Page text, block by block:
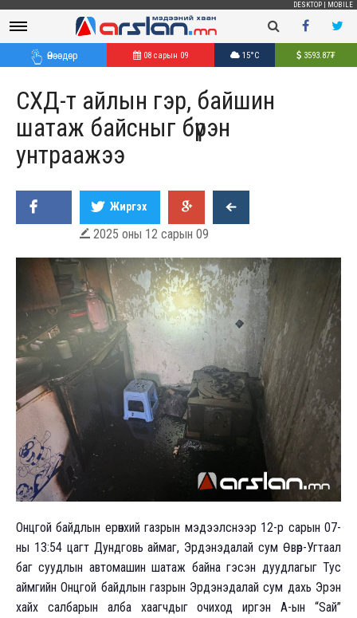
DESKTOP MOBILE
Өнөөдөр 08 сарын 09 15°C 3593.87₮
СХД-т айлын гэр, байшин
шатаж байсныг бүрэн
унтраажээ
Жиргэх
 2025 оны 12 сарын 09
Онцгой байдлын ерөнхий газрын мэдээлснээр 12-р сарын 07-
ны 13:54 цагт Дундговь аймаг, Эрдэнэдалай сум Өвөр-Угтаал
баг суудлын автомашин шатаж байна гэсэн дуудлагыг Тус
аймгийн Онцгой байдлын газрын Эрдэнэдалай сум дахь Эрэн
хайх салбарын алба хаагчдыг очиход иргэн А-ын “Sай”